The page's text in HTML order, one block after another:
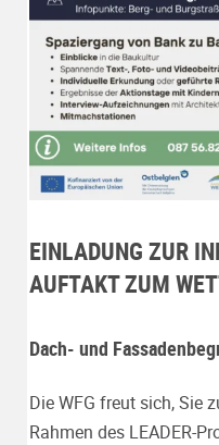
EINLADUNG ZUR
AUFTAKT ZUM
Dach- und
Die WFG freut sich, Sie
Rahmen des LEADER-